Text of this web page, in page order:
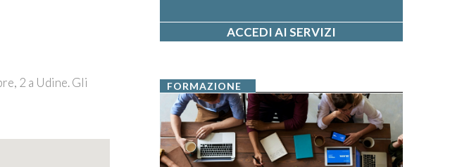
2 a Udine. Gli
ACCEDI AI SERVIZI
FORMAZIONE